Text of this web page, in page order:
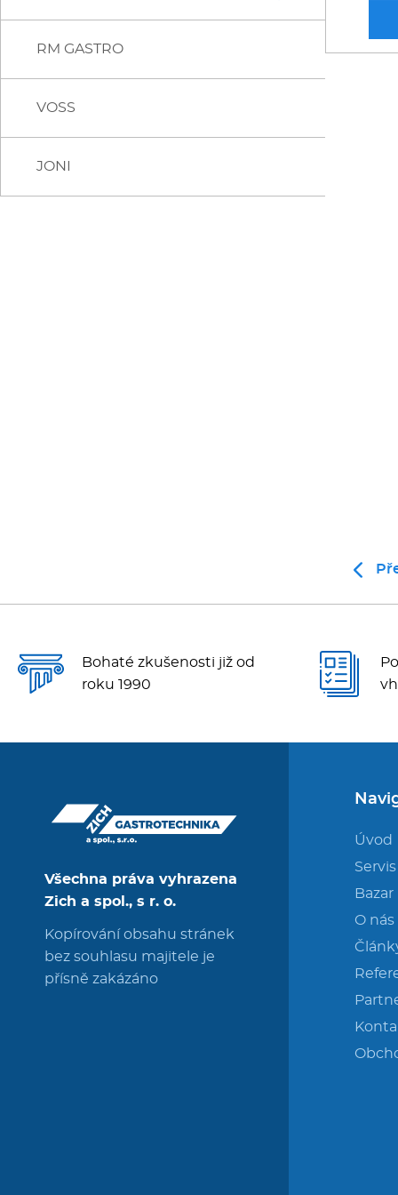
MULTIFUNKČNÍ ZAŘÍZENÍ - PÁNVE
RM GASTRO
VOSS
JONI
Bohaté zkušenosti již od
roku 1990
Všechna práva vyhrazena
Zich a spol., s r. o.
Kopírování obsahu stránek
bez souhlasu majitele je
přísně zakázáno
Úvod
Servis
Bazar
O nás